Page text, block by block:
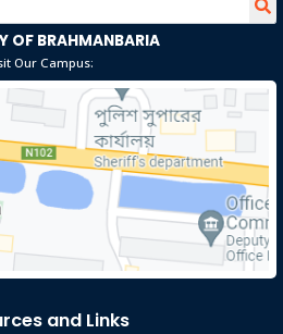
OF BRAHMANBARIA
Our Campus:
and Links